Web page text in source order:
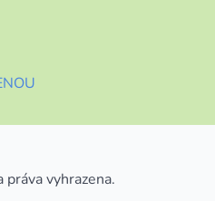
vyhrazena.